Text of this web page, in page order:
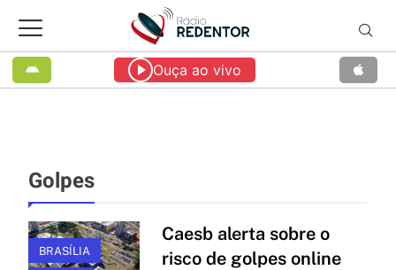
Ouça ao vivo
Golpes
BRASÍLIA
Caesb alerta sobre o
risco de golpes online